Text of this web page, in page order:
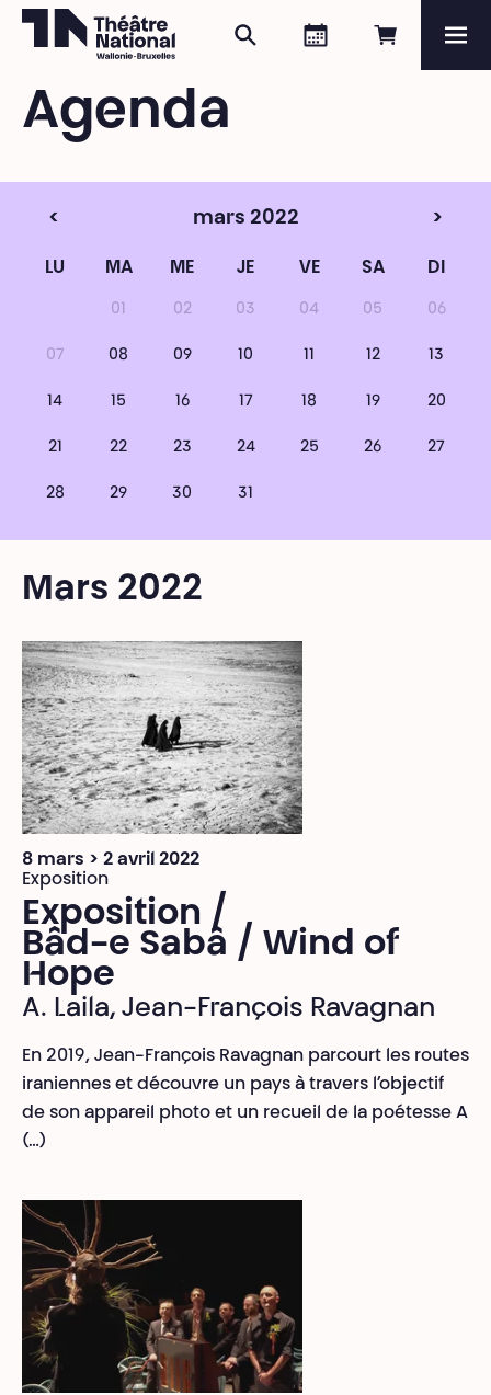
Réserver
Agenda
Rechercher
Agenda
< mars 2022 >
LU MA ME JE VE SA DI
01 02 03 04 05 06
07 08 09 10 11 12 13
14 15 16 17 18 19 20
21 22 23 24 25 26 27
28 29 30 31
Mars 2022
8 mars > 2 avril 2022
Exposition
Exposition /
Bâd-e Sabâ / Wind of
Hope
A. Laila, Jean-François Ravagnan
En 2019, Jean-François Ravagnan parcourt les routes
iraniennes et découvre un pays à travers l’objectif
de son appareil photo et un recueil de la poétesse A
(…)